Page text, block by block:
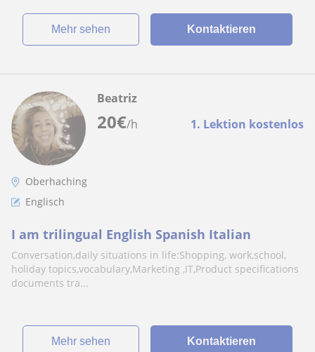
Mehr sehen Kontaktieren
20€/h 1. Lektion kostenlos
Beatriz
Oberhaching
Englisch
I am trilingual English Spanish Italian
Conversation,daily situations in life:Shopping, work,school,
holiday topics,vocabulary,Marketing ,IT,Product specifications
documents tra...
Mehr sehen Kontaktieren